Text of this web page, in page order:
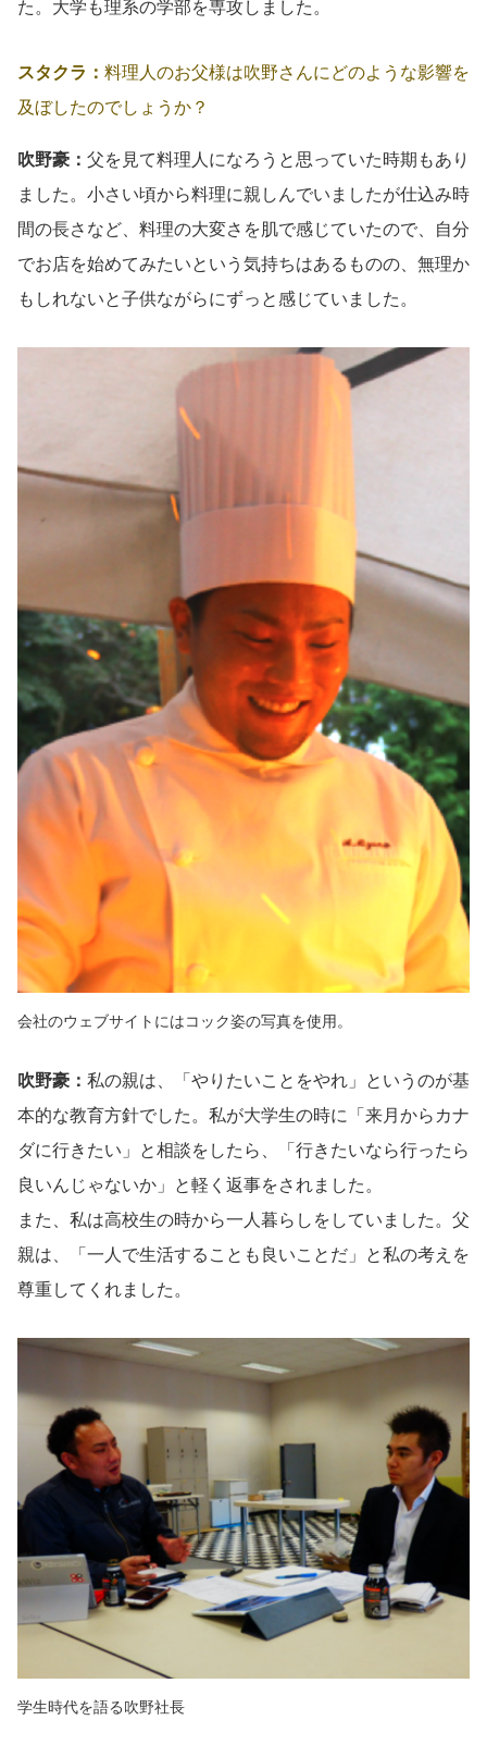
た。大学も理系の学部を専攻しました。
スタクラ： 料理人のお父様は吹野さんにどのような影響を
及ぼしたのでしょうか？
吹野豪： 父を見て料理人になろうと思っていた時期もあり
ました。小さい頃から料理に親しんでいましたが仕込み時
間の長さなど、料理の大変さを肌で感じていたので、自分
でお店を始めてみたいという気持ちはあるものの、無理か
もしれないと子供ながらにずっと感じていました。
会社のウェブサイトにはコック姿の写真を使用。
吹野豪： 私の親は、「やりたいことをやれ」というのが基
本的な教育方針でした。私が大学生の時に「来月からカナ
ダに行きたい」と相談をしたら、「行きたいなら行ったら
良いんじゃないか」と軽く返事をされました。
また、私は高校生の時から一人暮らしをしていました。父
親は、「一人で生活することも良いことだ」と私の考えを
尊重してくれました。
学生時代を語る吹野社長